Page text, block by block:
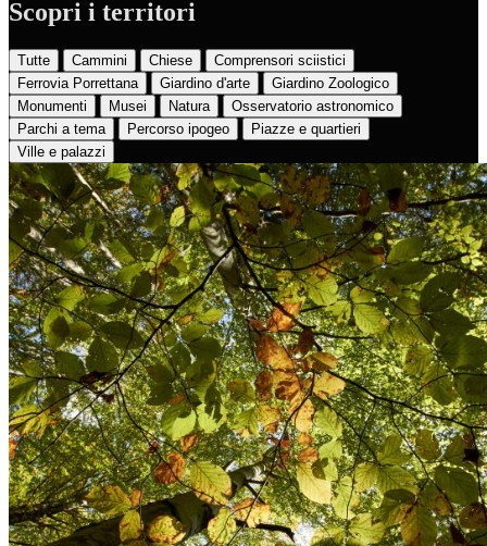
Scopri i territori
Tutte Cammini Chiese
Comprensori sciistici
Ferrovia Porrettana
Giardino d'arte
Giardino Zoologico
Monumenti
Musei Natura
Osservatorio astronomico
Parchi a tema
Percorso ipogeo
Piazze e quartieri
Ville e palazzi